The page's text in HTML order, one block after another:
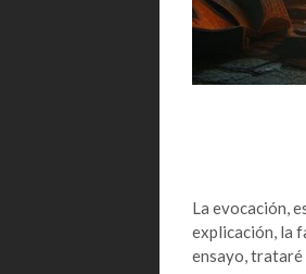
La evocación,
explicación, la
ensayo, trataré